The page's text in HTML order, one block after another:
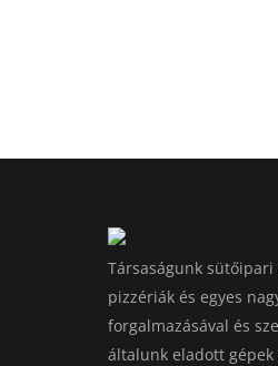
Társaságunk
pizzériák és egyes
forgalmazásával és
általunk eladott